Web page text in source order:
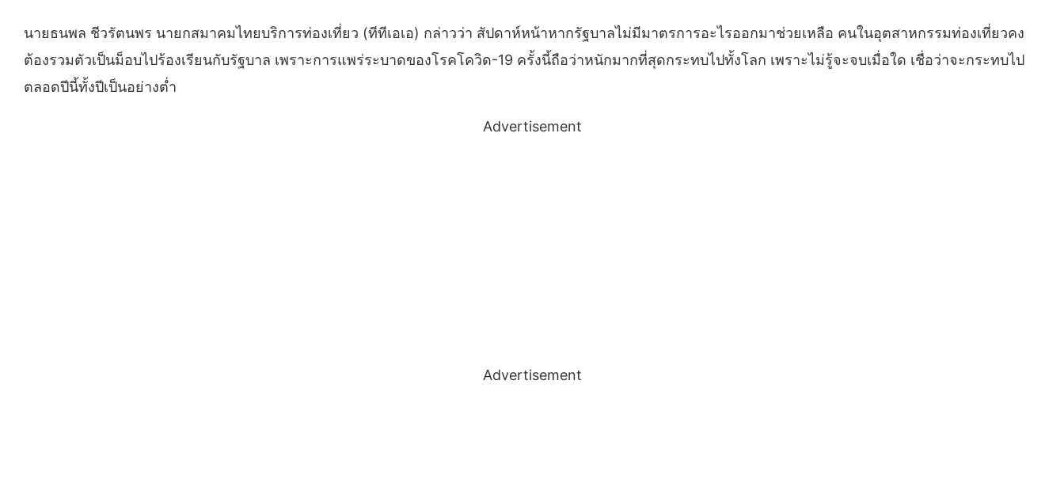
นายธนพล ชีวรัตนพร นายกสมาคมไทยบริการท่องเที่ยว (ทีทีเอเอ) กล่าวว่า สัปดาห์หน้าหากรัฐบาลไม่มีมาตรการอะไรออกมาช่วยเหลือ คนในอุตสาหกรรมท่องเที่ยวคง
ต้องรวมตัวเป็นม็อบไปร้องเรียนกับรัฐบาล เพราะการแพร่ระบาดของโรคโควิด-19 ครั้งนี้ถือว่าหนักมากที่สุดกระทบไปทั้งโลก เพราะไม่รู้จะจบเมื่อใด เชื่อว่าจะกระทบไป
ตลอดปีนี้ทั้งปีเป็นอย่างต่ำ
Advertisement
Advertisement